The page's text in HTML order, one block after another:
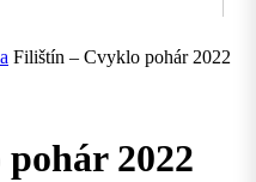
Filištín – Cvyklo pohár 2022
2022